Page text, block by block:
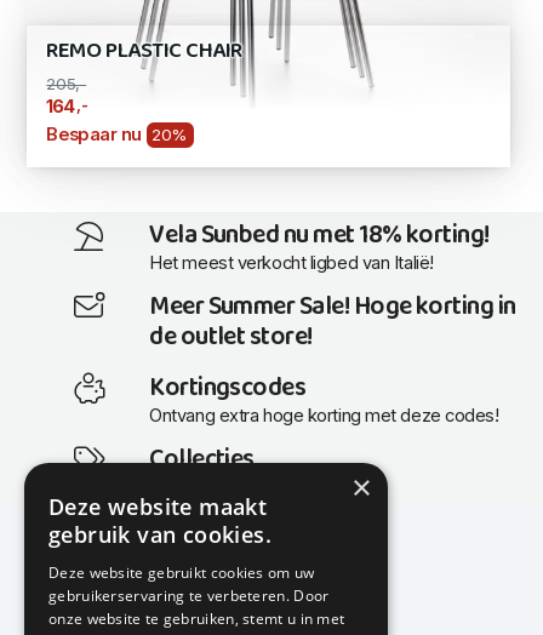
REMO PLASTIC CHAIR
205,-
164 ,-
Bespaar nu 20%
Vela Sunbed nu met 18% korting!
Het meest verkocht ligbed van Italië!
Meer Summer Sale! Hoge korting in
de outlet store!
Kortingscodes
Ontvang extra hoge korting met deze codes!
Collecties
Actuele en populaire collecties
KMP Kantoormeubilair
×
Deze website maakt
gebruik van cookies.
Deze website gebruikt cookies om uw
gebruikerservaring te verbeteren. Door
onze website te gebruiken, stemt u in met